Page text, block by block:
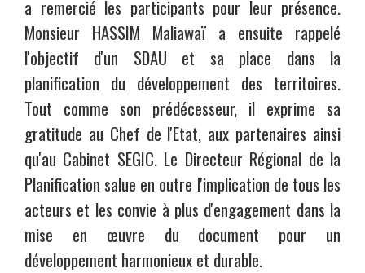
a remercié les participants pour leur présence.
Monsieur HASSIM Maliawaï a ensuite rappelé
l'objectif d'un SDAU et sa place dans la
planification du développement des territoires.
Tout comme son prédécesseur, il exprime sa
gratitude au Chef de l'Etat, aux partenaires ainsi
qu'au Cabinet SEGIC. Le Directeur Régional de la
Planification salue en outre l'implication de tous les
acteurs et les convie à plus d'engagement dans la
mise en œuvre du document pour un
développement harmonieux et durable.